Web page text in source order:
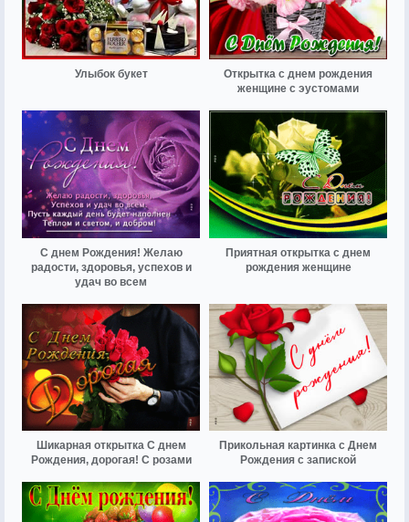
Улыбок букет
Открытка с днем рождения
женщине с эустомами
С днем Рождения! Желаю
радости, здоровья, успехов и
удач во всем
Приятная открытка с днем
рождения женщине
Шикарная открытка С днем
Рождения, дорогая! С розами
Прикольная картинка с Днем
Рождения с запиской